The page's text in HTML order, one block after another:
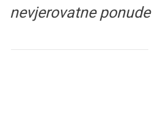
nevjerovatne ponude